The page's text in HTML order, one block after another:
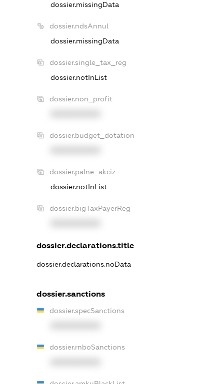
dossier.missingData
dossier.ndsAnnul
dossier.missingData
dossier.single_tax_reg
dossier.notInList
dossier.non_profit
dossier.budget_dotation
dossier.palne_akciz
dossier.notInList
dossier.bigTaxPayerReg
dossier.declarations.title
dossier.declarations.noData
dossier.sanctions
dossier.specSanctions
dossier.rnboSanctions